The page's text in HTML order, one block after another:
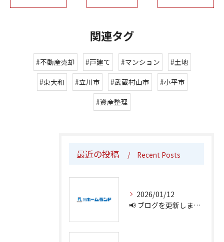
関連タグ
#不動産売却 #戸建て #マンション
#土地
#東大和
#立川市 #武蔵村山市
#小平市
#資産整理
最近の投稿 Recent Posts
2026/01/12
📢 ブログを更新しました！